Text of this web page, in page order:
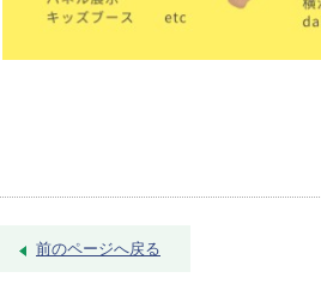
前のページへ戻る